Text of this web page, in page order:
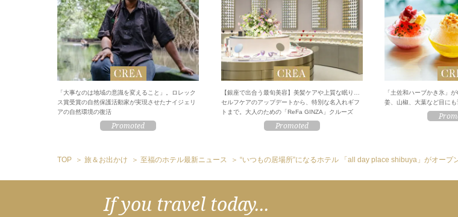
「大事なのは地域の意識を変えること」。ロレック
ス賞受賞の自然保護活動家が実現させたナイジェリ
アの自然環境の復活
【銀座で出合う最旬美容】美髪ケアや上質な眠り…
セルフケアのアップデートから、特別な名入れギフ
トまで。大人のための「ReFa GINZA」クルーズ
「土佐和ハーブかき氷」
姜、山椒、大葉など目に
TOP 旅＆お出かけ 至福のホテル最新ニュース “いつもの居場所”になるホテル 「all day place shibuya」がオープ
If you travel today...